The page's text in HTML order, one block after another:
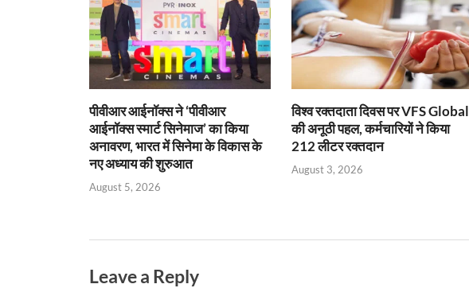
p
k
dl
y
पीवीआर आईनॉक्स ने ‘पीवीआर
आईनॉक्स स्मार्ट सिनेमाज’ का किया
अनावरण, भारत में सिनेमा के विकास के
नए अध्याय की शुरुआत
August 5, 2026
विश्व रक्तदाता दिवस पर VFS Global
की अनूठी पहल, कर्मचारियों ने किया
212 लीटर रक्तदान
August 3, 2026
Leave a Reply